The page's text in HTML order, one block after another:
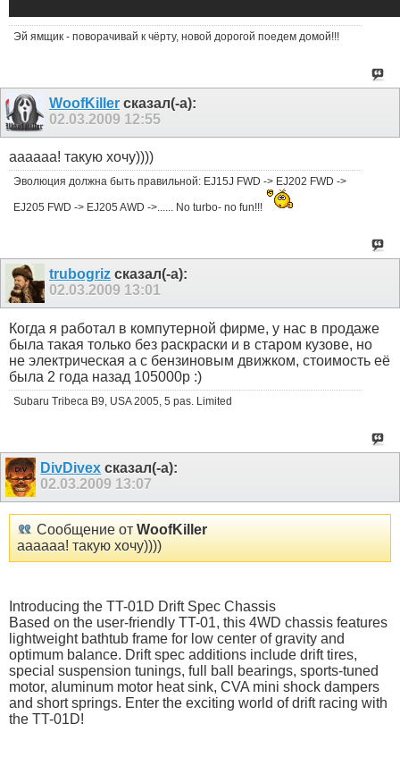
Эй ямщик - поворачивай к чёрту, новой дорогой поедем домой!!!
WoofKiller сказал(-а):
02.03.2009 12:55
аааааа! такую хочу))))
Эволюция должна быть правильной: EJ15J FWD -> EJ202 FWD ->
EJ205 FWD -> EJ205 AWD ->...... No turbo- no fun!!!
trubogriz сказал(-а):
02.03.2009 13:01
Когда я работал в компутерной фирме, у нас в продаже
была такая только без раскраски и в старом кузове, но
не электрическая а с бензиновым движком, стоимость её
была 2 года назад 105000р :)
Subaru Tribeca B9, USA 2005, 5 pas. Limited
DivDivex сказал(-а):
02.03.2009 13:07
Сообщение от WoofKiller
аааааа! такую хочу))))
Introducing the TT-01D Drift Spec Chassis
Based on the user-friendly TT-01, this 4WD chassis features
lightweight bathtub frame for low center of gravity and
optimum balance. Drift spec additions include drift tires,
special suspension tunings, full ball bearings, sports-tuned
motor, aluminum motor heat sink, CVA mini shock dampers
and short springs. Enter the exciting world of drift racing with
the TT-01D!